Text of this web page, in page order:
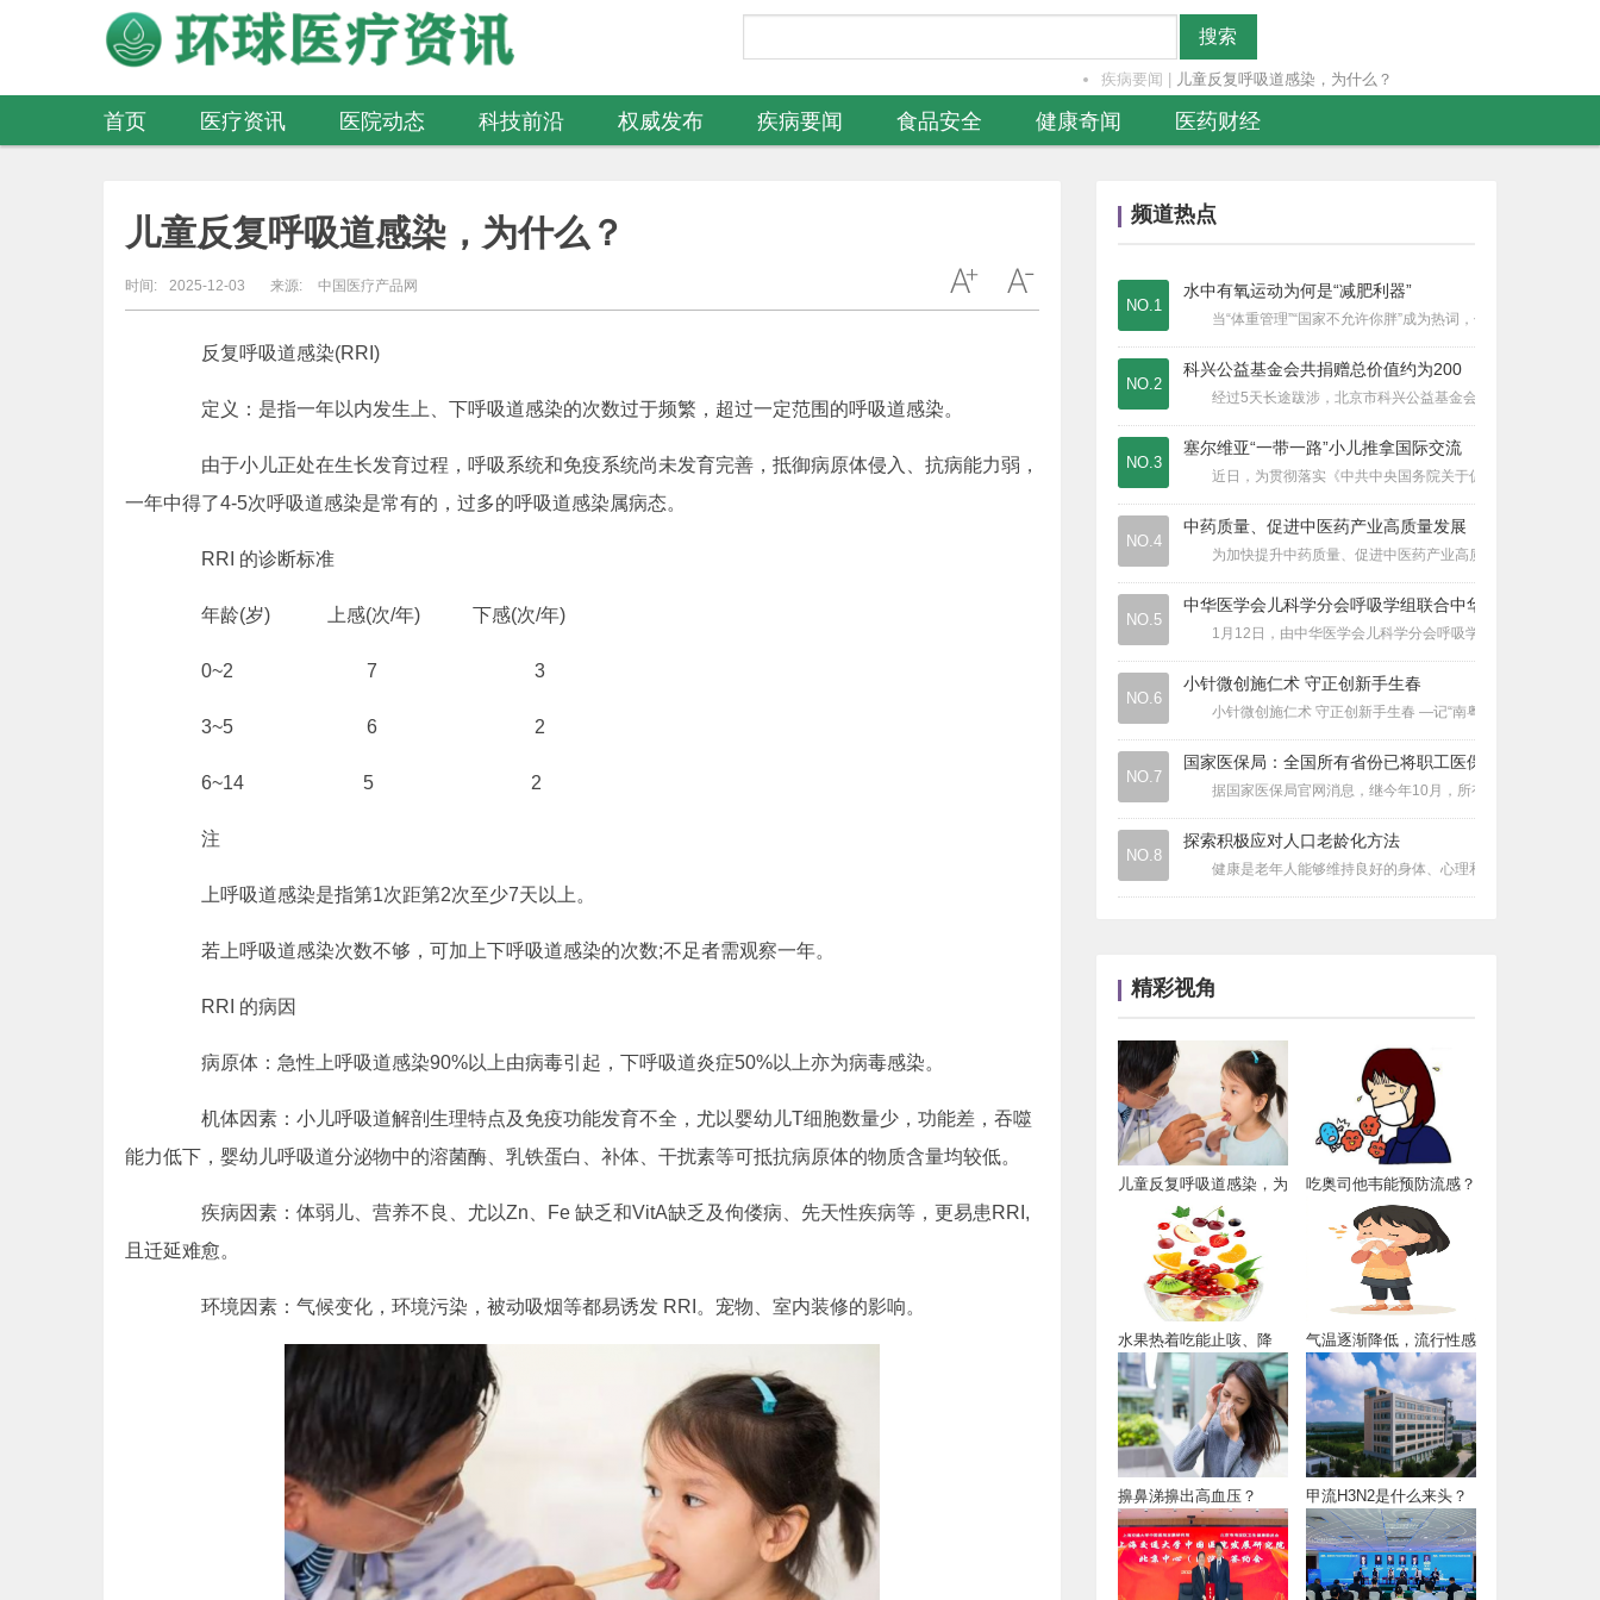
搜索
疾病要闻
儿童反复呼吸道感染，为什么？
食品安全
水果热着吃能止咳、降火、促消化
疾病要闻|吃奥司他韦能预防流感？
疾病要闻|气温逐渐降低，流行性感冒的活跃度开始
医疗资讯
上海交通大学中国医院发展研究院北京中
医疗器械|
源海医疗 SMILE 全飞秒 诺贝尔
疾病要闻|
远离皮肤病，调节免疫系统
医疗器械
源海医疗SMILE全飞秒技术守护视力
源海医疗科技创新守护视力健康
医疗器械
|
源海医疗以科技创新重塑近视治疗新体验
医疗器械|
医疗器械
源海医疗：用科技创新重塑医疗健康服务
京东医美首个自营独立门店——京东医美
首都医科大学附属北京天坛医院举办骨科
医疗资讯|中国肿瘤治疗创新成果亮相世界癌症大会
首页 医疗资讯 医院动态 科技前沿 权威发布 疾病要闻 食品安全 健康奇闻 医药财经
儿童反复呼吸道感染，为什么？
时间: 2025-12-03 来源: 中国医疗产品网
反复呼吸道感染(RRI)
定义：是指一年以内发生上、下呼吸道感染的次数过于频繁，超过一定范围的呼吸道感染。
由于小儿正处在生长发育过程，呼吸系统和免疫系统尚未发育完善，抵御病原体侵入、抗病能力弱，
一年中得了4-5次呼吸道感染是常有的，过多的呼吸道感染属病态。
RRI 的诊断标准
年龄(岁) 上感(次/年) 下感(次/年)
0~2 7 3
3~5 6 2
6~14 5 2
注
上呼吸道感染是指第1次距第2次至少7天以上。
若上呼吸道感染次数不够，可加上下呼吸道感染的次数;不足者需观察一年。
RRI 的病因
病原体：急性上呼吸道感染90%以上由病毒引起，下呼吸道炎症50%以上亦为病毒感染。
机体因素：小儿呼吸道解剖生理特点及免疫功能发育不全，尤以婴幼儿T细胞数量少，功能差，吞噬
能力低下，婴幼儿呼吸道分泌物中的溶菌酶、乳铁蛋白、补体、干扰素等可抵抗病原体的物质含量均较低。
疾病因素：体弱儿、营养不良、尤以Zn、Fe 缺乏和VitA缺乏及佝偻病、先天性疾病等，更易患RRI,
且迁延难愈。
环境因素：气候变化，环境污染，被动吸烟等都易诱发 RRI。宠物、室内装修的影响。
频道热点
NO.1
水中有氧运动为何是“减肥利器”
当“体重管理”“国家不允许你胖”成为热词，你有没有想过，
NO.2
科兴公益基金会共捐赠总价值约为200
经过5天长途跋涉，北京市科兴公益基金会（下称“科兴公益基
NO.3
塞尔维亚“一带一路”小儿推拿国际交流
近日，为贯彻落实《中共中央国务院关于促进中医药传承创新
NO.4
中药质量、促进中医药产业高质量发展
为加快提升中药质量、促进中医药产业高质量发展，经国
NO.5
中华医学会儿科学分会呼吸学组联合中华
1月12日，由中华医学会儿科学分会呼吸学组联合中华儿科杂
NO.6
小针微创施仁术 守正创新手生春
小针微创施仁术 守正创新手生春 —记“南粤典范”著名国医
NO.7
国家医保局：全国所有省份已将职工医保
据国家医保局官网消息，继今年10月，所有省份已实现职工
NO.8
探索积极应对人口老龄化方法
健康是老年人能够维持良好的身体、心理和社会交往状态，是
精彩视角
儿童反复呼吸道感染，为
吃奥司他韦能预防流感？
水果热着吃能止咳、降
火、促消化
气温逐渐降低，流行性感
冒的活跃度开始
擤鼻涕擤出高血压？
甲流H3N2是什么来头？
它和普通流感